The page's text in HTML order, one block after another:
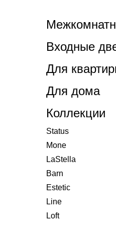
Коллекции
Status
Mone
LaStella
Barn
Estetic
Line
Loft
Входные
Для
Для дома